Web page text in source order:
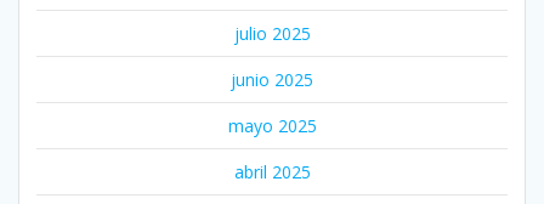
julio 2025
junio 2025
mayo 2025
abril 2025